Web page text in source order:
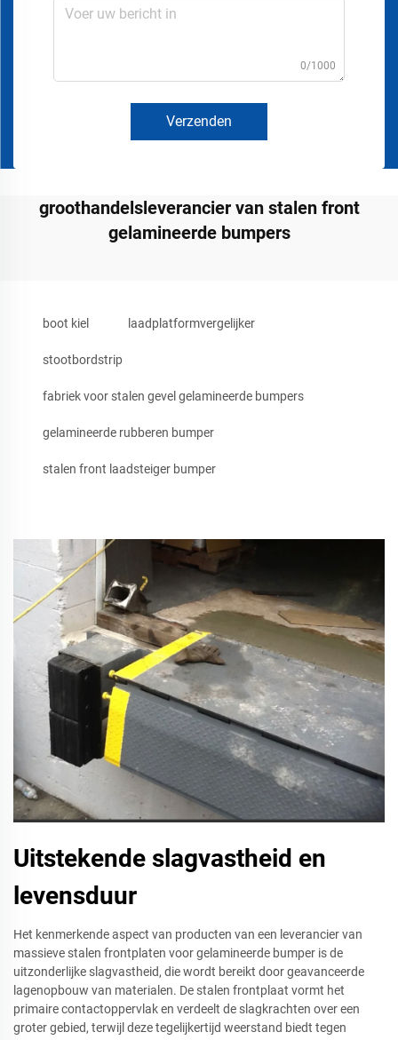
0/1000
Verzenden
groothandelsleverancier van stalen front
gelamineerde bumpers
boot kiel laadplatformvergelijker
stootbordstrip
fabriek voor stalen gevel gelamineerde bumpers
gelamineerde rubberen bumper
stalen front laadsteiger bumper
Uitstekende slagvastheid en
levensduur
Het kenmerkende aspect van producten van een leverancier van
massieve stalen frontplaten voor gelamineerde bumper is de
uitzonderlijke slagvastheid, die wordt bereikt door geavanceerde
lagenopbouw van materialen. De stalen frontplaat vormt het
primaire contactoppervlak en verdeelt de slagkrachten over een
groter gebied, terwijl deze tegelijkertijd weerstand biedt tegen